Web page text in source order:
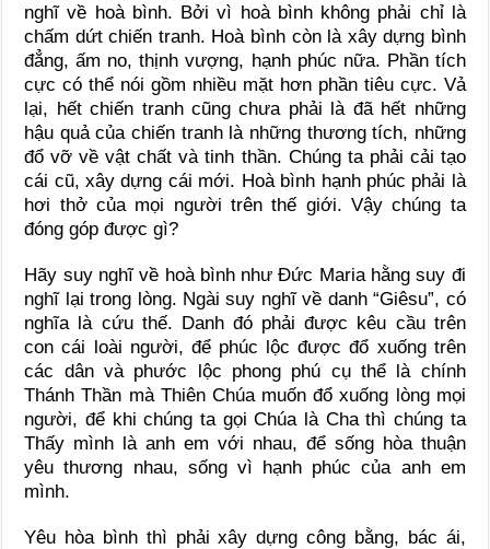
nghĩ về hoà bình. Bởi vì hoà bình không phải chỉ là
chấm dứt chiến tranh. Hoà bình còn là xây dựng bình
đẳng, ấm no, thịnh vượng, hạnh phúc nữa. Phần tích
cực có thể nói gồm nhiều mặt hơn phần tiêu cực. Vả
lại, hết chiến tranh cũng chưa phải là đã hết những
hậu quả của chiến tranh là những thương tích, những
đổ vỡ về vật chất và tinh thần. Chúng ta phải cải tạo
cái cũ, xây dựng cái mới. Hoà bình hạnh phúc phải là
hơi thở của mọi người trên thế giới. Vậy chúng ta
đóng góp được gì?
Hãy suy nghĩ về hoà bình như Đức Maria hằng suy đi
nghĩ lại trong lòng. Ngài suy nghĩ về danh “Giêsu”, có
nghĩa là cứu thế. Danh đó phải được kêu cầu trên
con cái loài người, để phúc lộc được đổ xuống trên
các dân và phước lộc phong phú cụ thể là chính
Thánh Thần mà Thiên Chúa muốn đổ xuống lòng mọi
người, để khi chúng ta gọi Chúa là Cha thì chúng ta
Thấy mình là anh em với nhau, để sống hòa thuận
yêu thương nhau, sống vì hạnh phúc của anh em
mình.
Yêu hòa bình thì phải xây dựng công bằng, bác ái,